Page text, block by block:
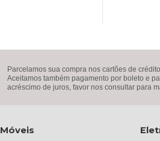
Parcelamos sua compra nos cartões de crédito.
Aceitamos também pagamento por boleto e
acréscimo de juros, favor nos consultar para
Móveis